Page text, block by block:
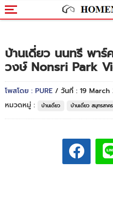
บ้านเดี่ยว นนทรี พา
วงษ์ Nonsri Park
โพสโดย : PURE / วันที่ : 19 March
หมวดหมู่ :
บ้านเดี่ยว บ้านเดี่ยว สมุทรสาคร